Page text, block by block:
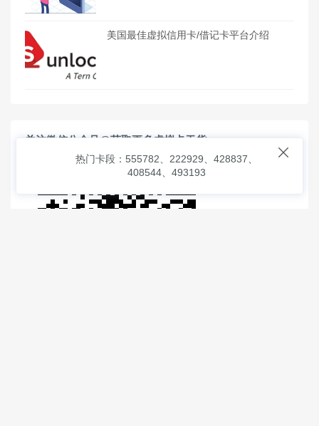
美国最佳虚拟信用卡/借记卡平台介绍
关注微信公众号@获取更多虚拟卡干货

热门卡段：555782、222929、428837、
408544、493193